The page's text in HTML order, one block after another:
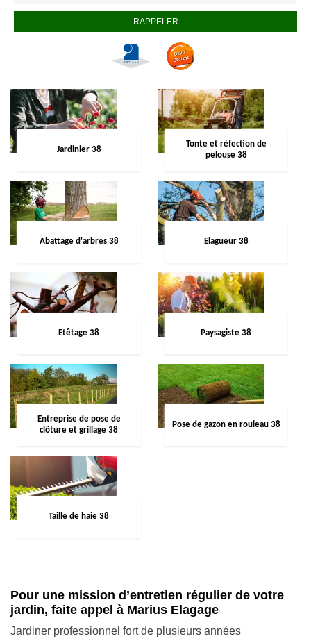
Jardinier 38
Tonte et réfection de
pelouse 38
Abattage d'arbres 38 Elagueur 38
Etêtage 38 Paysagiste 38
Entreprise de pose de
clôture et grillage 38
Pose de gazon en rouleau 38
Taille de haie 38
Pour une mission d’entretien régulier de votre
jardin, faite appel à Marius Elagage
Jardiner professionnel fort de plusieurs années